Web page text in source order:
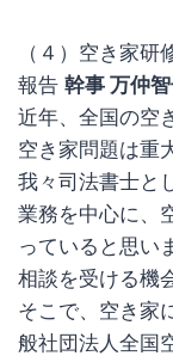
（４）空き家研
報告 幹事 万仲
近年、全国の空
空き家問題は重
我々司法書士と
業務を中心に、
っていると思い
相談を受ける機
そこで、空き家
般社団法人全国